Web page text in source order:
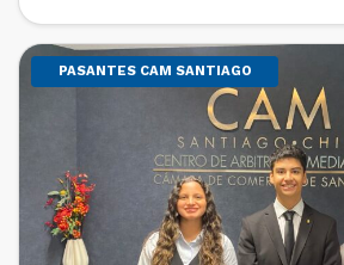
la CCS, Carlos Soublette,
PASANTES CAM SANTIAGO